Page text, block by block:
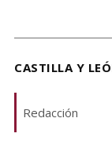
CASTILLA Y
Redacción